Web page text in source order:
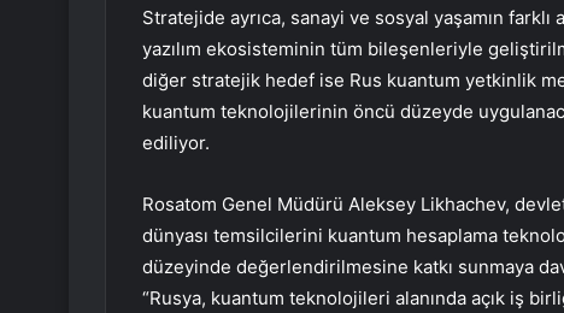
Stratejide ayrıca, sanayi ve sosyal yaşamın
yazılım ekosisteminin tüm bileşenleriyle
diğer stratejik hedef ise Rus kuantum yetkinlik
kuantum teknolojilerinin öncü düzeyde
ediliyor.
Rosatom Genel Müdürü Aleksey Likhachev,
dünyası temsilcilerini kuantum hesaplama
düzeyinde değerlendirilmesine katkı sunmaya
“Rusya, kuantum teknolojileri alanında açık iş